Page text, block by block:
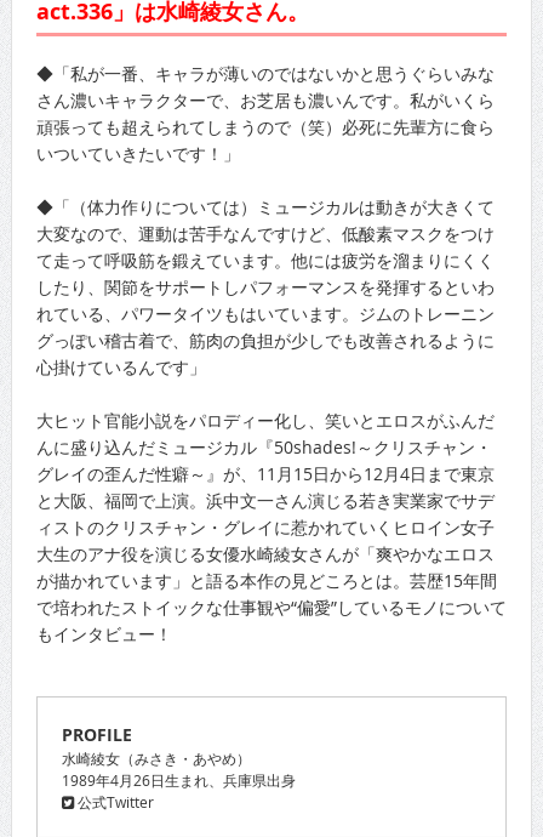
act.336」は水崎綾女さん。
◆「私が一番、キャラが薄いのではないかと思うぐらいみな
さん濃いキャラクターで、お芝居も濃いんです。私がいくら
頑張っても超えられてしまうので（笑）必死に先輩方に食ら
いついていきたいです！」
◆「（体力作りについては）ミュージカルは動きが大きくて
大変なので、運動は苦手なんですけど、低酸素マスクをつけ
て走って呼吸筋を鍛えています。他には疲労を溜まりにくく
したり、関節をサポートしパフォーマンスを発揮するといわ
れている、パワータイツもはいています。ジムのトレーニン
グっぽい稽古着で、筋肉の負担が少しでも改善されるように
心掛けているんです」
大ヒット官能小説をパロディー化し、笑いとエロスがふんだ
んに盛り込んだミュージカル『50shades!～クリスチャン・
グレイの歪んだ性癖～』が、11月15日から12月4日まで東京
と大阪、福岡で上演。浜中文一さん演じる若き実業家でサデ
ィストのクリスチャン・グレイに惹かれていくヒロイン女子
大生のアナ役を演じる女優水崎綾女さんが「爽やかなエロス
が描かれています」と語る本作の見どころとは。芸歴15年間
で培われたストイックな仕事観や“偏愛”しているモノについて
もインタビュー！
PROFILE
水崎綾女（みさき・あやめ）
1989年4月26日生まれ、兵庫県出身
公式Twitter